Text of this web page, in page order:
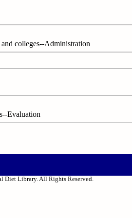
colleges--Administration
Evaluation
Library. All Rights Reserved.